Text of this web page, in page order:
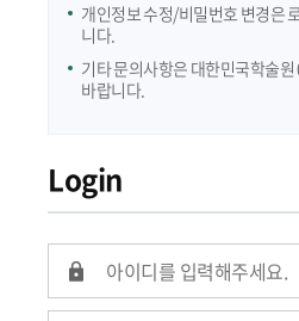
개인정보 수정/비밀번호 변경은
니다.
기타 문의사항은 대한민국학술
바랍니다.
Login